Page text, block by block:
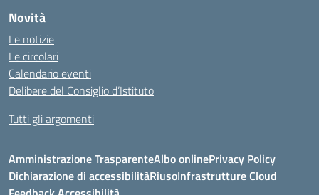
Novità
Le notizie
Le circolari
Calendario eventi
Delibere del Consiglio d’Istituto
Tutti gli argomenti
Amministrazione TrasparenteAlbo onlinePrivacy Policy
Dichiarazione di accessibilitàRiusoInfrastrutture Cloud